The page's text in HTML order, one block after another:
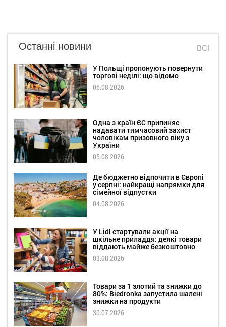
Останні новини ВСІ
У Польщі пропонують повернути
торгові неділі: що відомо
06.08.2026
Одна з країн ЄС припиняє
надавати тимчасовий захист
чоловікам призовного віку з
України
05.08.2026
Де бюджетно відпочити в Європі
у серпні: найкращі напрямки для
сімейної відпустки
04.08.2026
У Lidl стартували акції на
шкільне приладдя: деякі товари
віддають майже безкоштовно
03.08.2026
Товари за 1 злотий та знижки до
80%: Biedronka запустила шалені
знижки на продукти
30.07.2026